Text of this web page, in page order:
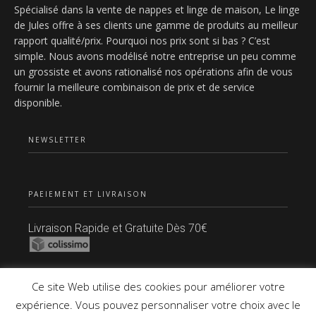
23,70€.13,90€.
Spécialisé dans la vente de nappes et linge de maison, Le linge
de Jules offre à ses clients une gamme de produits au meilleur
rapport qualité/prix. Pourquoi nos prix sont si bas ? C’est
simple. Nous avons modélisé notre entreprise un peu comme
un grossiste et avons rationalisé nos opérations afin de vous
fournir la meilleure combinaison de prix et de service
disponible.
NEWSLETTER
PAEIEMENT ET LIVRAISON
Livraison Rapide et Gratuite Dès 70€
Ce site Web utilise des cookies pour améliorer votre
expérience. Vous pouvez personnaliser votre choix avec le